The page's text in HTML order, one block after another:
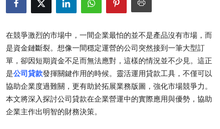
News Network
Health
Submit Press Release
Guest Posting
在競爭激烈的市場中，一間企業最怕的並不是產品沒有市場，而
是資金鏈斷裂。想像一間穩定運營的公司突然接到一筆大型訂
單，卻因短期資金不足而無法應對，這樣的情況並不少見。這正
是公司貸款發揮關鍵作用的時候。靈活運用貸款工具，不僅可以
協助企業度過難關，更有助於拓展業務版圖，強化市場競爭力。
本文將深入探討公司貸款在企業營運中的實際應用與優勢，協助
企業主作出明智的財務決策。